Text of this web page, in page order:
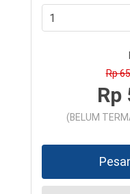
Rp
Rp
(BELUM